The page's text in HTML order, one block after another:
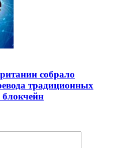
собрало
традиционных